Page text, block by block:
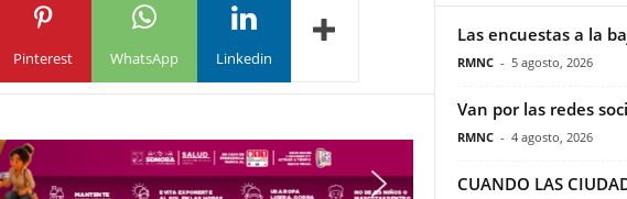
Pinterest WhatsApp Linkedin
Las encuestas a la
RMNC - 5 agosto, 2026
Van por las redes
RMNC - 4 agosto, 2026
CUANDO LAS